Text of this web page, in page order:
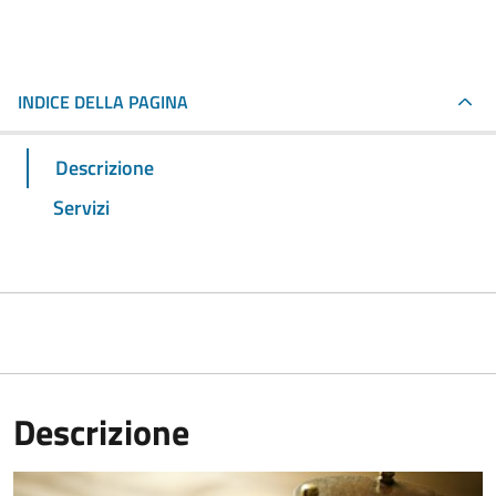
INDICE DELLA PAGINA
Descrizione
Servizi
Descrizione